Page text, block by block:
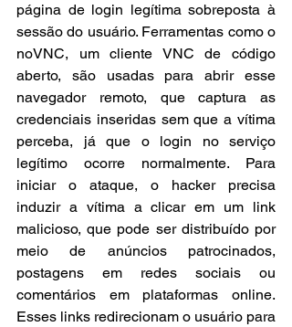
página de login legítima sobreposta à
sessão do usuário. Ferramentas como o
noVNC, um cliente VNC de código
aberto, são usadas para abrir esse
navegador remoto, que captura as
credenciais inseridas sem que a vítima
perceba, já que o login no serviço
legítimo ocorre normalmente. Para
iniciar o ataque, o hacker precisa
induzir a vítima a clicar em um link
malicioso, que pode ser distribuído por
meio de anúncios patrocinados,
postagens em redes sociais ou
comentários em plataformas online.
Esses links redirecionam o usuário para